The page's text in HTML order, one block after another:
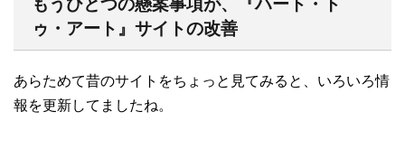
ゥ・アート』サイトの改善
あらためて昔のサイトをちょっと見てみると、いろいろ情
報を更新してましたね。